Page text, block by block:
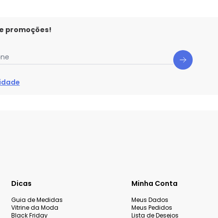
promoções!
Dicas
Guia de Medidas
Vitrine da Moda
Black Friday
Minha Conta
Meus Dados
Meus Pedidos
Lista de Desejos